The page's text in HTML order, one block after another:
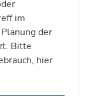
im
der
Bitte
hier